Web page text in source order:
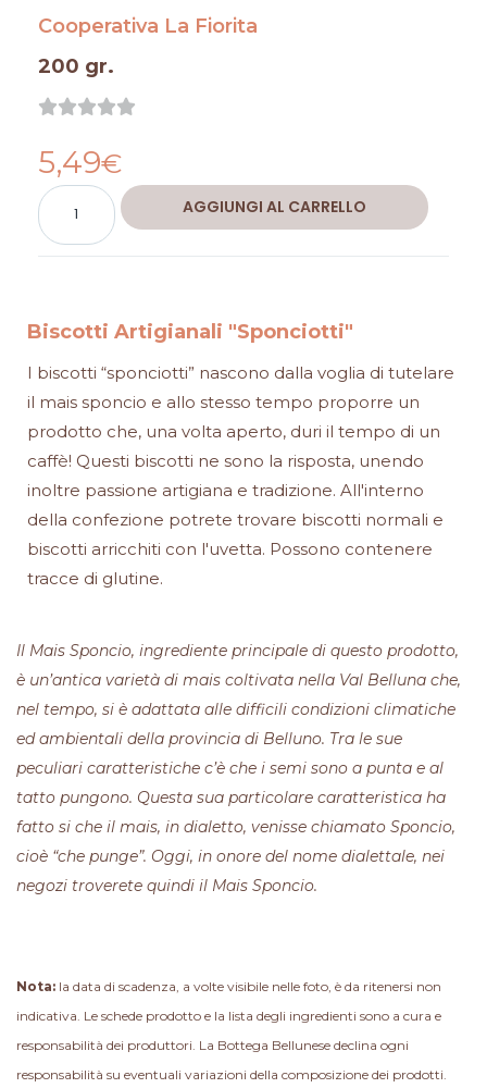
Cooperativa La Fiorita
200 gr.

5
5,49€
Biscotti
Artigianali
"Sponciotti"
AGGIUNGI AL CARRELLO
Alternative:
Biscotti Artigianali "Sponciotti"
I biscotti “sponciotti” nascono dalla voglia di tutelare
il mais sponcio e allo stesso tempo proporre un
prodotto che, una volta aperto, duri il tempo di un
caffè! Questi biscotti ne sono la risposta, unendo
inoltre passione artigiana e tradizione. All'interno
della confezione potrete trovare biscotti normali e
biscotti arricchiti con l'uvetta. Possono contenere
tracce di glutine.
Il Mais Sponcio, ingrediente principale di questo prodotto,
è un’antica varietà di mais coltivata nella Val Belluna che,
nel tempo, si è adattata alle difficili condizioni climatiche
ed ambientali della provincia di Belluno. Tra le sue
peculiari caratteristiche c’è che i semi sono a punta e al
tatto pungono. Questa sua particolare caratteristica ha
fatto si che il mais, in dialetto, venisse chiamato Sponcio,
cioè “che punge”. Oggi, in onore del nome dialettale, nei
negozi troverete quindi il Mais Sponcio.
Nota: la data di scadenza, a volte visibile nelle foto, è da ritenersi non
indicativa. Le schede prodotto e la lista degli ingredienti sono a cura e
responsabilità dei produttori. La Bottega Bellunese declina ogni
responsabilità su eventuali variazioni della composizione dei prodotti.